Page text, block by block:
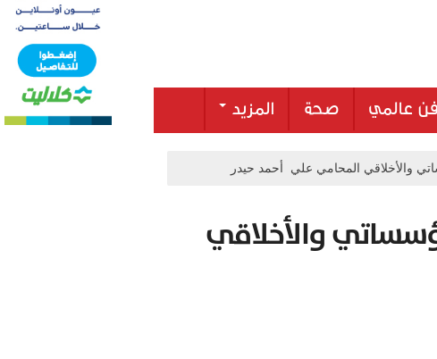
فن عالمي صحة المزيد
والأخلاقي المحامي علي أحمد حيدر
والأخلاقي